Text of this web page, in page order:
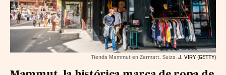
Tienda Mammut en Zermatt, Suiza. J. VIRY (GETTY)